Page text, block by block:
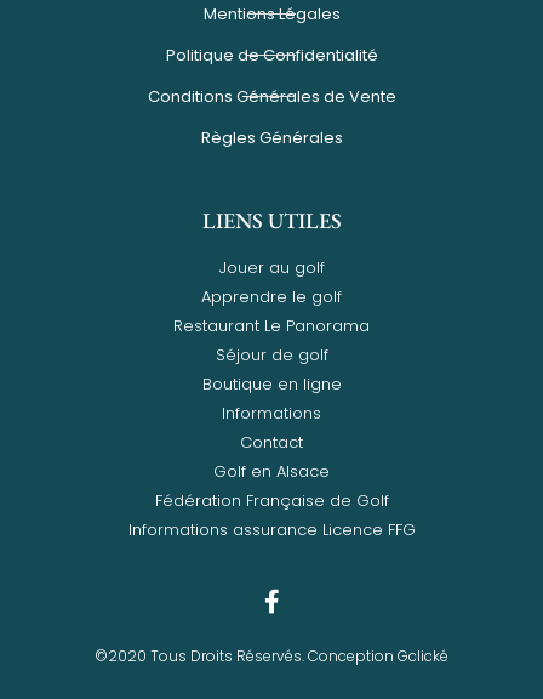
Mentions Légales
Politique de Confidentialité
Conditions Générales de Vente
Règles Générales
LIENS UTILES
Jouer au golf
Apprendre le golf
Restaurant Le Panorama
Séjour de golf
Boutique en ligne
Informations
Contact
Golf en Alsace
Fédération Française de Golf
Informations assurance Licence FFG
©2020 Tous Droits Réservés. Conception Gclické